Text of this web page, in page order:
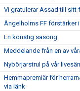
Vi gratulerar Assad till sitt
Ängelholms FF förstärker
En konstig säsong
Meddelande från en av
Nybörjarstrul på vår
Hemmapremiär för
via länk